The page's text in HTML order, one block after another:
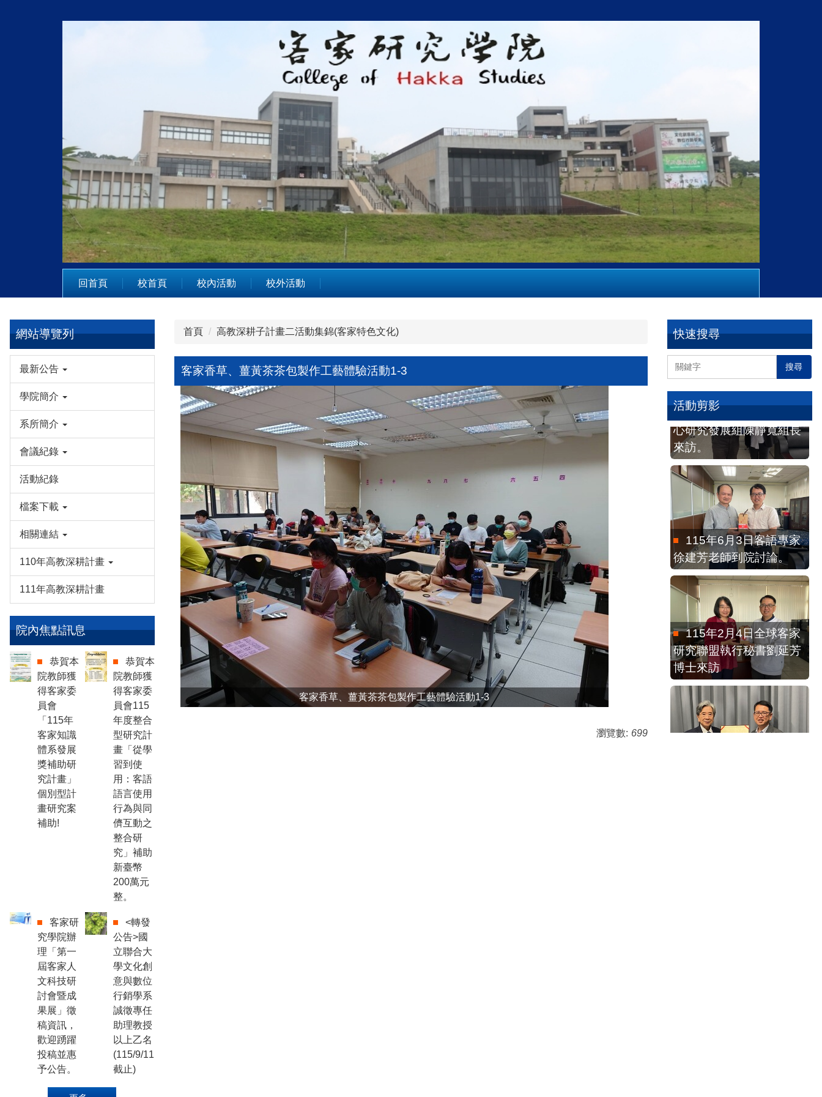
回首頁 校首頁 校內活動 校外活動
網站導覽列
最新公告
學院簡介
系所簡介
會議紀錄
活動紀錄
檔案下載
相關連結
110年高教深耕計畫
111年高教深耕計畫
院內焦點訊息
恭賀本
院教師獲
得客家委
員會
「115年
客家知識
體系發展
獎補助研
究計畫」
個別型計
畫研究案
補助!
恭賀本
院教師獲
得客家委
員會115
年度整合
型研究計
畫「從學
習到使
用：客語
語言使用
行為與同
儕互動之
整合研
究」補助
新臺幣
200萬元
整。
客家研
究學院辦
理「第一
屆客家人
文科技研
討會暨成
果展」徵
稿資訊，
歡迎踴躍
投稿並惠
予公告。
<轉發
公告>國
立聯合大
學文化創
意與數位
行銷學系
誠徵專任
助理教授
以上乙名
(115/9/11
截止)
首頁 高教深耕子計畫二活動集錦(客家特色文化)
客家香草、薑黃茶茶包製作工藝體驗活動1-3
客家香草、薑黃茶茶包製作工藝體驗活動1-3
瀏覽數: 699
快速搜尋
搜尋
活動剪影
心研究發展組陳靜寬組長
來訪。
115年6月3日客語專家
徐建芳老師到院討論。
115年2月4日全球客家
研究聯盟執行秘書劉延芳
博士來訪
115年4月15日感謝蕭